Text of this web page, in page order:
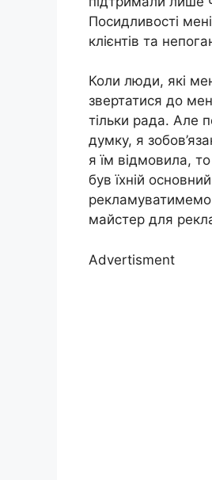
Посидливості
клієнтів та
Коли люди, які
звертатися до
тільки рада. Але
думку, я
я їм відмовила,
був їхній
майстер для
Advertisment